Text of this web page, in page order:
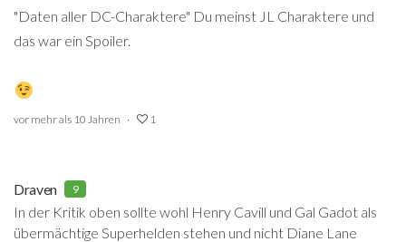
"Daten aller DC-Charaktere" Du meinst JL Charaktere und
das war ein Spoiler.
vor mehr als 10 Jahren 1
Draven 9
In der Kritik oben sollte wohl Henry Cavill und Gal Gadot als
übermächtige Superhelden stehen und nicht Diane Lane